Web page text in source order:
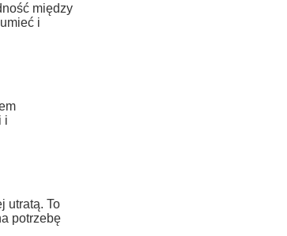
między
i
i
utratą. To
potrzebę